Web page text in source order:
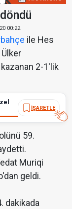
00:22
ile Hes
2-1'lik
İŞARETLE
59.
Muriqi
geldi.
dakikada